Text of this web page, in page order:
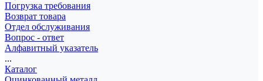
Погрузка требования
Возврат товара
Отдел обслуживания
Вопрос - ответ
Алфавитный указатель
...
Каталог